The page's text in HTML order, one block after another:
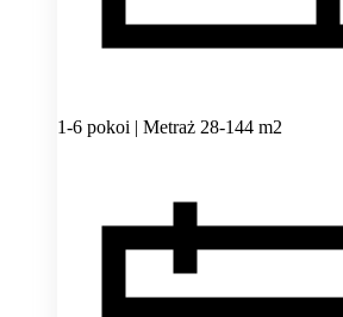
1-6 pokoi | Metraż 28-144 m2